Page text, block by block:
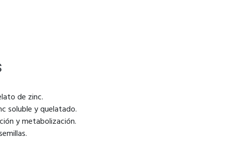
de zinc.
soluble y quelatado.
y metabolización.